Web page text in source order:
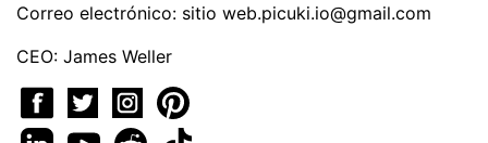
Correo electrónico: sitio web.picuki.io@gmail.com
CEO: James Weller